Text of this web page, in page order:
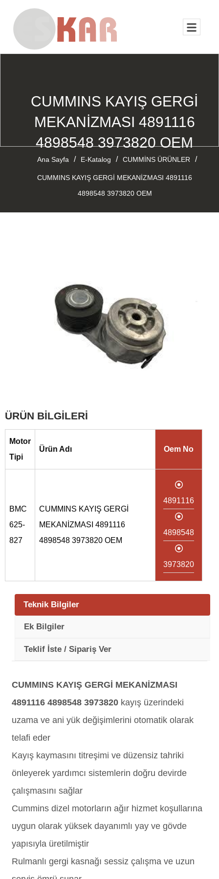
CUMMINS KAYIŞ GERGİ
MEKANİZMASI 4891116
4898548 3973820 OEM
Ana Sayfa / E-Katalog / CUMMİNS ÜRÜNLER /
CUMMINS KAYIŞ GERGİ MEKANİZMASI 4891116
4898548 3973820 OEM
ÜRÜN BİLGİLERİ
Motor
Tipi
Ürün Adı Oem No
BMC
625-
827
CUMMINS KAYIŞ GERGİ
MEKANİZMASI 4891116
4898548 3973820 OEM
4891116
4898548
3973820
Teknik Bilgiler
Ek Bilgiler
Teklif İste / Sipariş Ver
CUMMINS KAYIŞ GERGİ MEKANİZMASI
4891116 4898548 3973820 kayış üzerindeki
uzama ve ani yük değişimlerini otomatik olarak
telafi eder
Kayış kaymasını titreşimi ve düzensiz tahriki
önleyerek yardımcı sistemlerin doğru devirde
çalışmasını sağlar
Cummins dizel motorların ağır hizmet koşullarına
uygun olarak yüksek dayanımlı yay ve gövde
yapısıyla üretilmiştir
Rulmanlı gergi kasnağı sessiz çalışma ve uzun